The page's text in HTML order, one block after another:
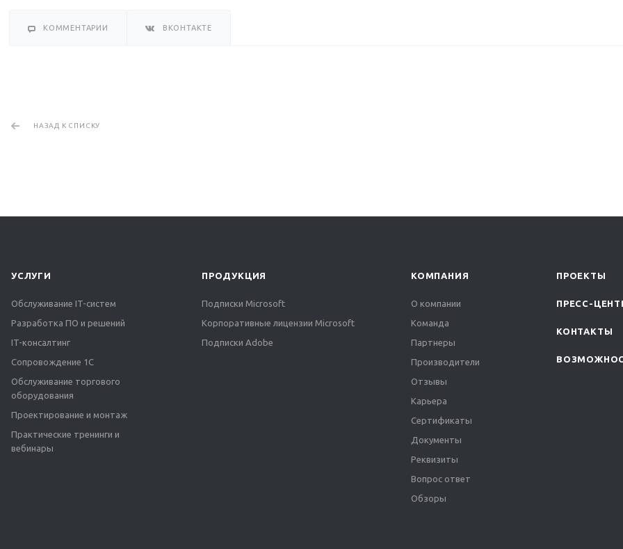
КОММЕНТАРИИ ВКОНТАКТЕ
НАЗАД К СПИСКУ
УСЛУГИ
Обслуживание IT-систем
Разработка ПО и решений
IT-консалтинг
Сопровождение 1С
Обслуживание торгового
оборудования
Проектирование и монтаж
Практические тренинги и
вебинары
ПРОДУКЦИЯ
Подписки Microsoft
Корпоративные лицензии Microsoft
Подписки Adobe
КОМПАНИЯ
О компании
Команда
Партнеры
Производители
Отзывы
Карьера
Сертификаты
Документы
Реквизиты
Вопрос ответ
Обзоры
ПРОЕКТЫ
ПРЕСС-
КОНТАКТЫ